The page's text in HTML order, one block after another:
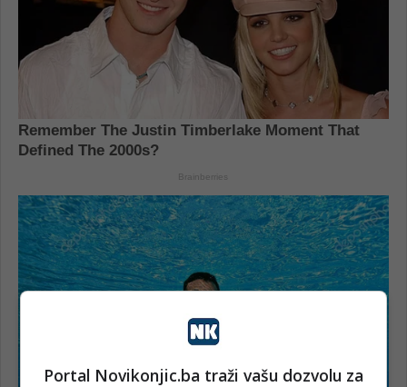
Portal Novikonjic.ba traži vašu dozvolu za